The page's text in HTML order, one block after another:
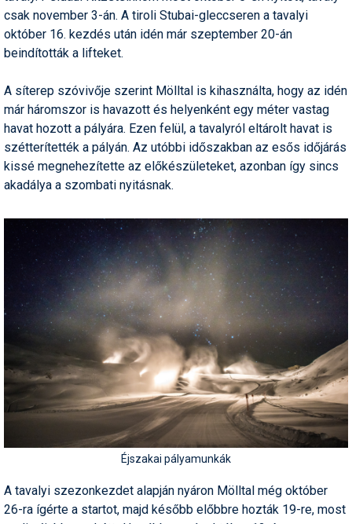
Humor
Hütte
Interjúk
Játékok
Kerékpár
Könyvajánló
Magazinok
Munkavállalás
Olvasnivaló
Pályázatok
Portálinfo
Rajzok
Síbörze
Sícipő
csak november 3-án. A tiroli Stubai-gleccseren a tavalyi
október 16. kezdés után idén már szeptember 20-án
beindították a lifteket.
A síterep szóvivője szerint Mölltal is kihasználta, hogy az idén
már háromszor is havazott és helyenként egy méter vastag
havat hozott a pályára. Ezen felül, a tavalyról eltárolt havat is
szétterítették a pályán. Az utóbbi időszakban az esős időjárás
kissé megnehezítette az előkészületeket, azonban így sincs
akadálya a szombati nyitásnak.
Éjszakai pályamunkák
A tavalyi szezonkezdet alapján nyáron Mölltal még október
26-ra ígérte a startot, majd később előbbre hozták 19-re, most